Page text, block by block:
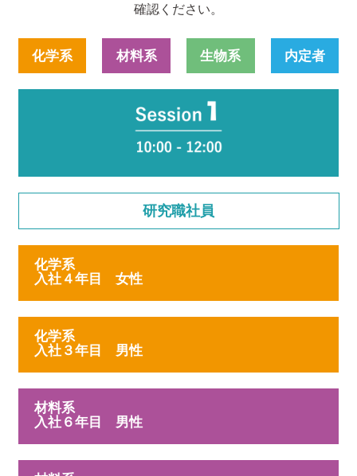
確認ください。
化学系 材料系 生物系 内定者
研究職社員
化学系
入社４年目 女性
化学系
入社３年目 男性
材料系
入社６年目 男性